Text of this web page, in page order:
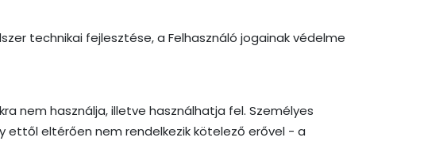
technikai fejlesztése, a Felhasználó jogainak védelme
nem használja, illetve használhatja fel. Személyes
eltérően nem rendelkezik kötelező erővel - a